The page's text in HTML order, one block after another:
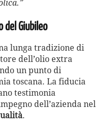
del Giubileo
lunga tradizione di
dell’olio extra
un punto di
toscana. La fiducia
testimonia
dell’azienda nel
.